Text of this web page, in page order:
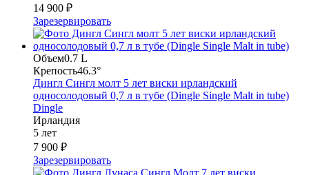
14 900 ₽
Зарезервировать
Объем0.7 L
Крепость46.3°
Дингл Сингл молт 5 лет виски ирландский
односолодовый 0,7 л в тубе (Dingle Single Malt in tube)
Dingle
Ирландия
5 лет
7 900 ₽
Зарезервировать